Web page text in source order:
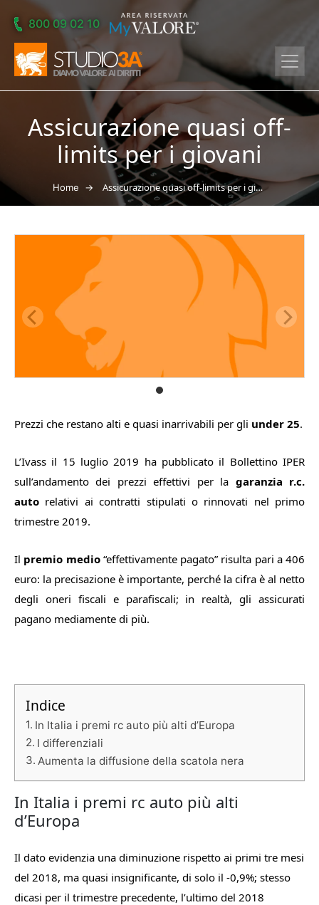
Skip to main content
800 09 02 10
Assicurazione quasi off-
limits per i giovani
Home → Assicurazione quasi off-limits per i giovani
Prezzi che restano alti e quasi inarrivabili per gli under 25.
L’Ivass il 15 luglio 2019 ha pubblicato il Bollettino IPER
sull’andamento dei prezzi effettivi per la garanzia r.c.
auto relativi ai contratti stipulati o rinnovati nel primo
trimestre 2019.
Il premio medio“effettivamente pagato” risulta pari a 406
euro: la precisazione è importante, perché la cifra è al netto
degli oneri fiscali e parafiscali; in realtà, gli assicurati
pagano mediamente di più.
Indice
In Italia i premi rc auto più alti d’Europa
I differenziali
Aumenta la diffusione della scatola nera
In Italia i premi rc auto più alti
d’Europa
Il dato evidenzia una diminuzione rispetto ai primi tre mesi
del 2018, ma quasi insignificante, di solo il -0,9%; stesso
dicasi per il trimestre precedente, l’ultimo del 2018